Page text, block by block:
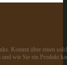
Kommt über einen
wie Sie ein Produkt